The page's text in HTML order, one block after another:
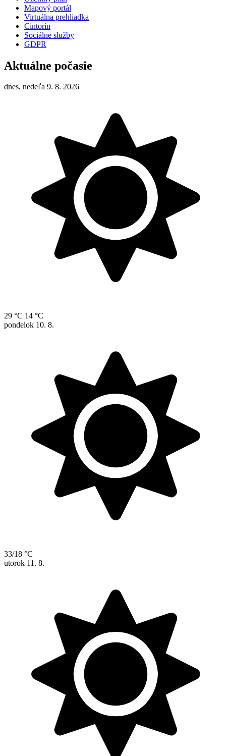
Mapový portál
Virtuálna prehliadka
Cintorín
Sociálne služby
GDPR
Aktuálne počasie
dnes, nedeľa 9. 8. 2026
29 °C 14 °C
pondelok 10. 8.
33/18 °C
utorok 11. 8.